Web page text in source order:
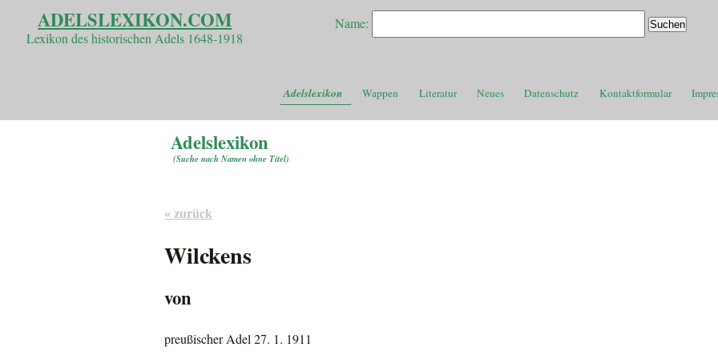
ADELSLEXIKON.COM
Lexikon des historischen Adels 1648-1918
Name:
Adelslexikon Wappen Literatur Neues Datenschutz Kontaktformular
Adelslexikon
(Suche nach Namen ohne Titel)
« zurück
Wilckens
von
preußischer Adel 27. 1. 1911